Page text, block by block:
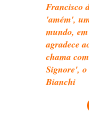
Francisco
'amém',
mundo,
agradece
chama
Signore',
Bianchi